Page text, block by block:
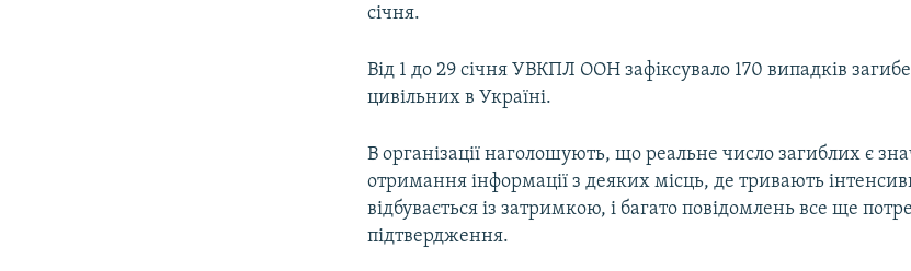
січня.
Від 1 до 29 січня УВКПЛ ООН зафіксувало 170 випадків
цивільних в Україні.
В організації наголошують, що реальне число загиблих є
отримання інформації з деяких місць, де тривають
відбувається із затримкою, і багато повідомлень все ще
підтвердження.